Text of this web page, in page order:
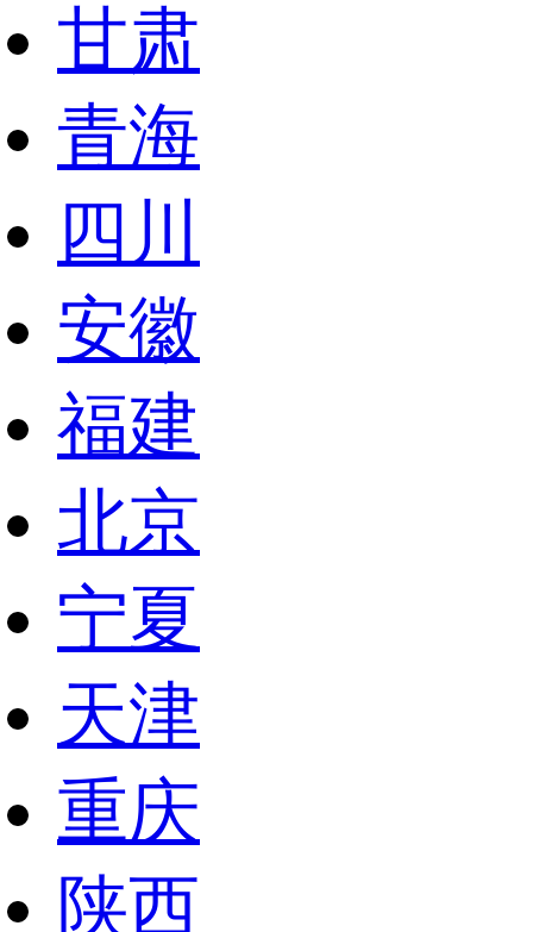
甘肃
青海
四川
安徽
福建
北京
宁夏
天津
重庆
陕西